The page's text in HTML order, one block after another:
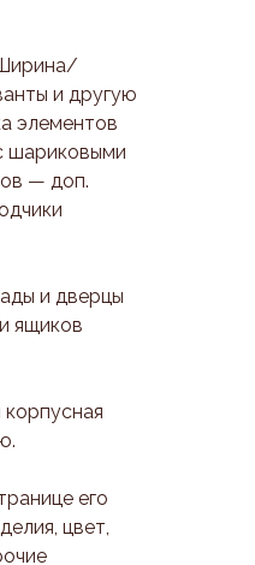
и другую
элементов
шариковыми
— доп.
и дверцы
ящиков
его
цвет,